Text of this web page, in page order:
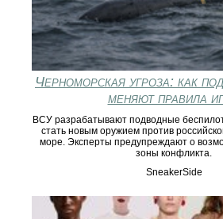
Черноморская угроза: как
меняют правила
ВСУ разрабатывают подводные
стать новым оружием против
море. Эксперты предупреждают о
зоны конфликта.
SneakerSide